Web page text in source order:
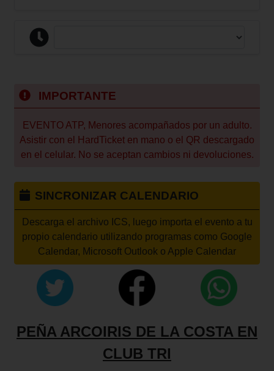
IMPORTANTE
EVENTO ATP, Menores acompañados por un adulto.
Asistir con el HardTicket en mano o el QR descargado
en el celular. No se aceptan cambios ni devoluciones.
SINCRONIZAR CALENDARIO
Descarga el archivo ICS, luego importa el evento a tu
propio calendario utilizando programas como Google
Calendar, Microsoft Outlook o Apple Calendar
PEÑA ARCOIRIS DE LA COSTA EN
CLUB TRI